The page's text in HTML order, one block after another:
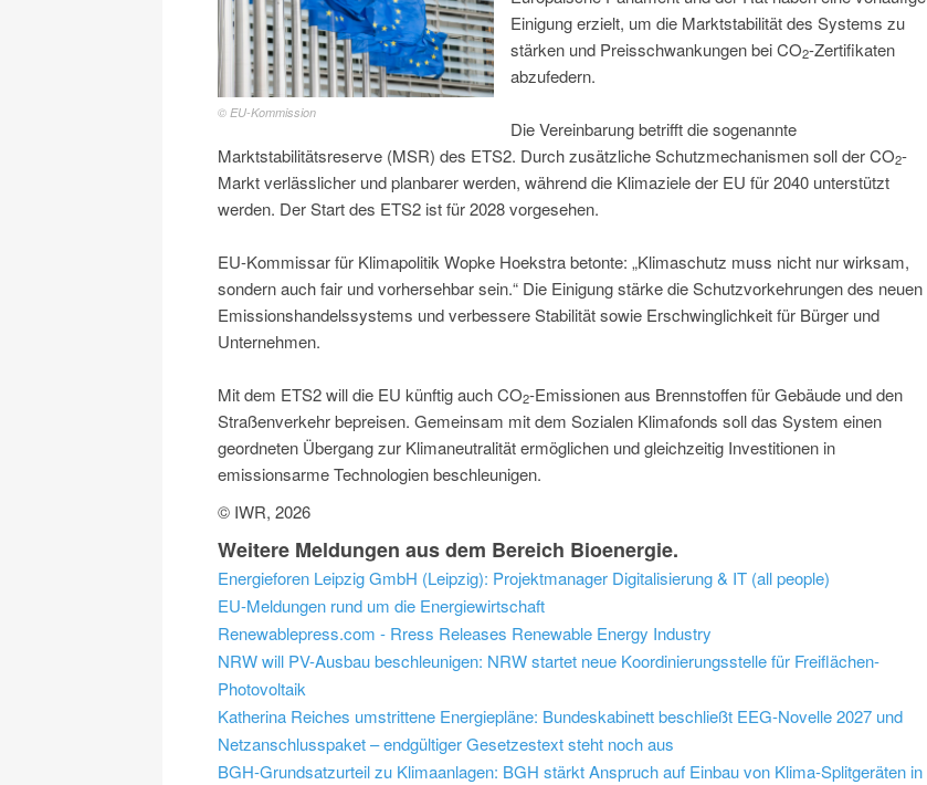
© EU-Kommission
Einigung erzielt, um die Marktstabilität des Systems zu
stärken und Preisschwankungen bei CO2-Zertifikaten
abzufedern.
Die Vereinbarung betrifft die sogenannte
Marktstabilitätsreserve (MSR) des ETS2. Durch zusätzliche Schutzmechanismen soll der CO2-
Markt verlässlicher und planbarer werden, während die Klimaziele der EU für 2040 unterstützt
werden. Der Start des ETS2 ist für 2028 vorgesehen.
EU-Kommissar für Klimapolitik Wopke Hoekstra betonte: „Klimaschutz muss nicht nur wirksam,
sondern auch fair und vorhersehbar sein.“ Die Einigung stärke die Schutzvorkehrungen des neuen
Emissionshandelssystems und verbessere Stabilität sowie Erschwinglichkeit für Bürger und
Unternehmen.
Mit dem ETS2 will die EU künftig auch CO2-Emissionen aus Brennstoffen für Gebäude und den
Straßenverkehr bepreisen. Gemeinsam mit dem Sozialen Klimafonds soll das System einen
geordneten Übergang zur Klimaneutralität ermöglichen und gleichzeitig Investitionen in
emissionsarme Technologien beschleunigen.
© IWR, 2026
Weitere Meldungen aus dem Bereich Bioenergie.
Energieforen Leipzig GmbH (Leipzig): Projektmanager Digitalisierung & IT (all people)
EU-Meldungen rund um die Energiewirtschaft
Renewablepress.com - Rress Releases Renewable Energy Industry
NRW will PV-Ausbau beschleunigen: NRW startet neue Koordinierungsstelle für Freiflächen-
Photovoltaik
Katherina Reiches umstrittene Energiepläne: Bundeskabinett beschließt EEG-Novelle 2027 und
Netzanschlusspaket – endgültiger Gesetzestext steht noch aus
BGH-Grundsatzurteil zu Klimaanlagen: BGH stärkt Anspruch auf Einbau von Klima-Splitgeräten in